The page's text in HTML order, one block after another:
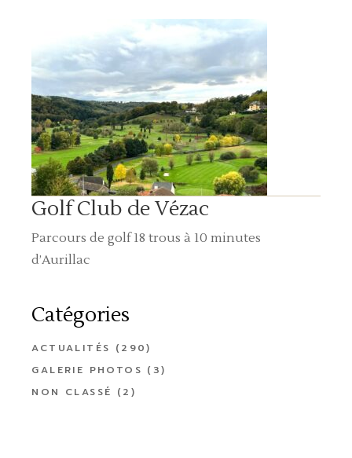
Golf Club de Vézac
Parcours de golf 18 trous à 10 minutes
d’Aurillac
Catégories
ACTUALITÉS (290)
GALERIE PHOTOS (3)
NON CLASSÉ (2)